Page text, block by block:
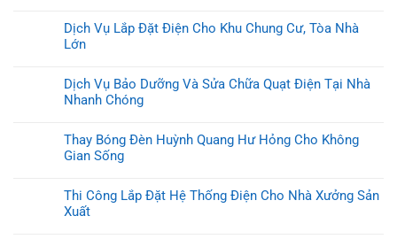
Dịch Vụ Lắp Đặt Điện Cho Khu Chung Cư, Tòa Nhà
Lớn
Dịch Vụ Bảo Dưỡng Và Sửa Chữa Quạt Điện Tại Nhà
Nhanh Chóng
Thay Bóng Đèn Huỳnh Quang Hư Hỏng Cho Không
Gian Sống
Thi Công Lắp Đặt Hệ Thống Điện Cho Nhà Xưởng Sản
Xuất